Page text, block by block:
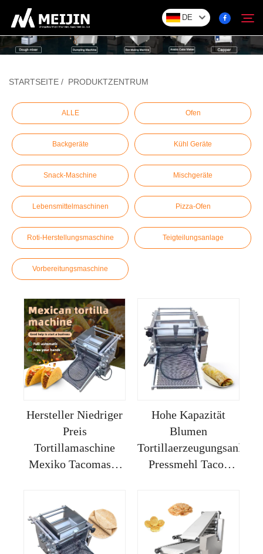
DE
Unternehmen
LÖSUNG
Produktzentrum
Service
Kontakt
STARTSEITE / PRODUKTZENTRUM
ALLE Ofen
Backgeräte Kühl Geräte
Snack-Maschine Mischgeräte
Lebensmittelmaschinen Pizza-Ofen
Roti-Herstellungsmaschine Teigteilungsanlage
Vorbereitungsmaschine
Hersteller Niedriger
Preis
Tortillamaschine
Mexiko Tacomasse
Machen Gusseisen
Hersteller
Vollautomatisch 14
Hohe Kapazität
Blumen
Tortillaerzeugungsanlage
Pressmehl Tacos